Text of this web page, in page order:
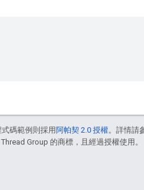
式碼範例則採用 阿帕契 2.0 授權。詳情請
Group 的商標，且經過授權使用。